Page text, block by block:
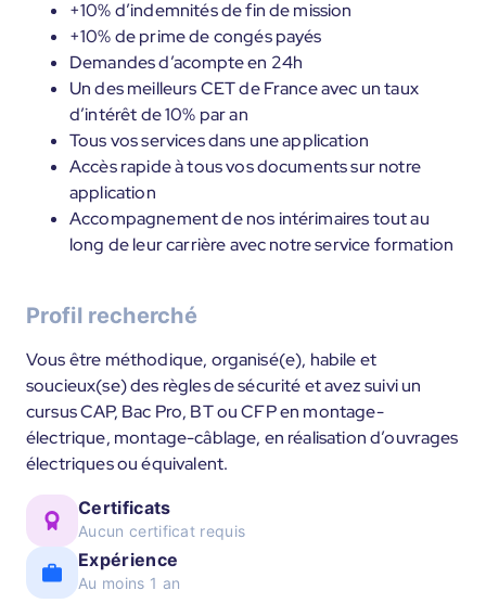
+10% d’indemnités de fin de mission
+10% de prime de congés payés
Demandes d’acompte en 24h
Un des meilleurs CET de France avec un taux
d’intérêt de 10% par an
Tous vos services dans une application
Accès rapide à tous vos documents sur notre
application
Accompagnement de nos intérimaires tout au
long de leur carrière avec notre service formation
Profil recherché
Vous être méthodique, organisé(e), habile et
soucieux(se) des règles de sécurité et avez suivi un
cursus CAP, Bac Pro, BT ou CFP en montage-
électrique, montage-câblage, en réalisation d’ouvrages
électriques ou équivalent.
Certificats
Aucun certificat requis
Expérience
Au moins 1 an